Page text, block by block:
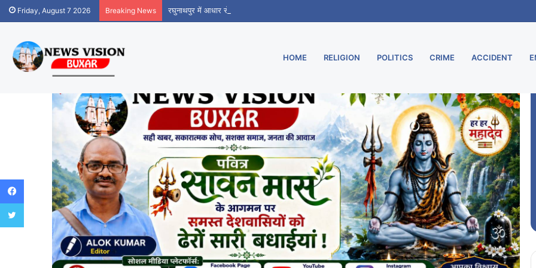
Friday, August 7 2026 Breaking News रघुनाथपुर में आधार सेवा केंद्र शुरू, मुरार उपडाकघर नए भवन में हुआ स्थानांतरित
HOME RELIGION POLITICS CRIME ACCIDENT
Facebook